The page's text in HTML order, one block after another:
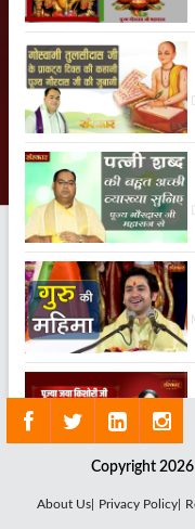
Copyright
About Us| Privacy Policy|